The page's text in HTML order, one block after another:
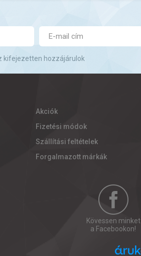
kifejezetten hozzájárulok
Akciók
Fizetési módok
Szállítási feltételek
Forgalmazott márkák
Kövessen minket
a Facebookon!